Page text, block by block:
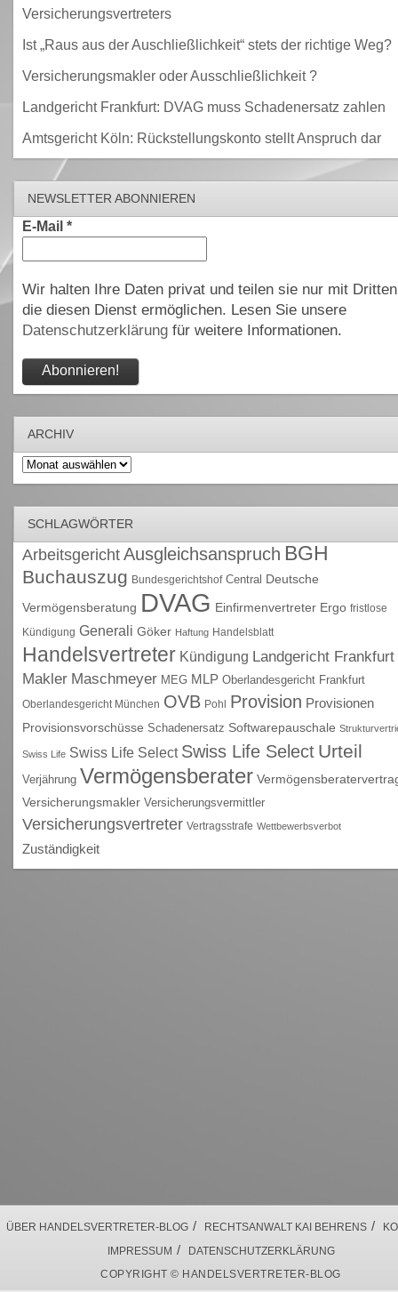
Versicherungsvertreters
Ist „Raus aus der Auschließlichkeit“ stets der richtige Weg?
Versicherungsmakler oder Ausschließlichkeit ?
Landgericht Frankfurt: DVAG muss Schadenersatz zahlen
Amtsgericht Köln: Rückstellungskonto stellt Anspruch dar
NEWSLETTER ABONNIEREN
E-Mail *
Wir halten Ihre Daten privat und teilen sie nur mit
die diesen Dienst ermöglichen. Lesen Sie unsere
Datenschutzerklärungfür weitere Informationen.
ARCHIV
Archiv
SCHLAGWÖRTER
Arbeitsgericht Ausgleichsanspruch BGH
Buchauszug Bundesgerichtshof Central Deutsche
Vermögensberatung DVAG Einfirmenvertreter Ergo fristlose
Kündigung Generali Göker Haftung Handelsblatt
Handelsvertreter Kündigung Landgericht Frankfurt
Makler Maschmeyer MEG MLP Oberlandesgericht Frankfurt
Oberlandesgericht München OVB Pohl Provision Provisionen
Provisionsvorschüsse Schadenersatz Softwarepauschale
Swiss Life Swiss Life Select Swiss Life Select Urteil
Verjährung Vermögensberater
Versicherungsmakler Versicherungsvermittler
Versicherungsvertreter Vertragsstrafe Wettbewerbsverbot
Zuständigkeit
ÜBER HANDELSVERTRETER-BLOG / RECHTSANWALT KAI BEHRENS /
IMPRESSUM /
DATENSCHUTZERKLÄRUNG
COPYRIGHT © HANDELSVERTRETER-BLOG